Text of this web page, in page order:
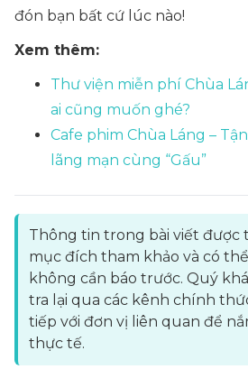
đón bạn bất cứ lúc nào!
Xem thêm:
Thư viện miễn phí Chùa
ai cũng muốn ghé?
Cafe phim Chùa Láng –
lãng mạn cùng “Gấu”
Thông tin trong bài viết được
mục đích tham khảo và có
không cần báo trước. Quý
tra lại qua các kênh chính
tiếp với đơn vị liên quan để
thực tế.